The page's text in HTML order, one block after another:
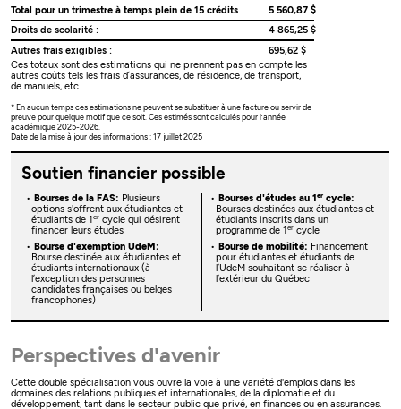
Total pour un trimestre à temps plein de 15 crédits
5 560,87 $
Droits de scolarité :
4 865,25 $
Autres frais exigibles :
695,62 $
Ces totaux sont des estimations qui ne prennent pas en compte les
autres coûts tels les frais d’assurances, de résidence, de transport,
de manuels, etc.
* En aucun temps ces estimations ne peuvent se substituer à une facture ou servir de
preuve pour quelque motif que ce soit. Ces estimés sont calculés pour l’année
académique 2025-2026.
Date de la mise à jour des informations : 17 juillet 2025
Soutien financier possible
Bourses de la FAS: Plusieurs
options s'offrent aux étudiantes et
étudiants de 1ercycle qui désirent
financer leurs études
Bourses d'études au 1ercycle:
Bourses destinées aux étudiantes et
étudiants inscrits dans un
programme de 1ercycle
Bourse d'exemption UdeM:
Bourse destinée aux étudiantes et
étudiants internationaux (à
l’exception des personnes
candidates françaises ou belges
francophones)
Bourse de mobilité: Financement
pour étudiantes et étudiants de
l’UdeM souhaitant se réaliser à
l’extérieur du Québec
Perspectives d'avenir
Cette double spécialisation vous ouvre la voie à une variété d'emplois dans les
domaines des relations publiques et internationales, de la diplomatie et du
développement, tant dans le secteur public que privé, en finances ou en assurances.